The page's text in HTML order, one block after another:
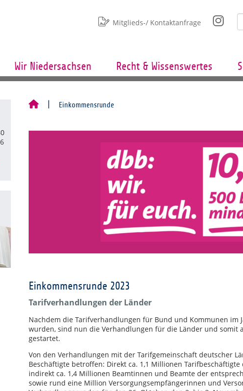
Mitglieds-/ Kontaktanfrage
Wir Niedersachsen Recht & Wissenswertes
Einkommensrunde
Einkommensrunde 2023
Tarifverhandlungen der Länder
Nachdem die Tarifverhandlungen für Bund und Kommunen im
wurden, sind nun die Verhandlungen für die Länder und somit
gestartet.
Von den Verhandlungen mit der Tarifgemeinschaft deutscher
Beschäftigte betroffen: Direkt ca. 1,1 Millionen
indirekt ca. 1,4 Millionen Beamtinnen und Beamte der
sowie rund eine Million Versorgungsempfängerinnen und